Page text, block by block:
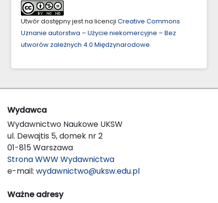
Utwór dostępny jest na licencji Creative Commons
Uznanie autorstwa – Użycie niekomercyjne – Bez
utworów zależnych 4.0 Międzynarodowe.
Wydawca
Wydawnictwo Naukowe UKSW
ul. Dewajtis 5, domek nr 2
01-815 Warszawa
Strona WWW Wydawnictwa
e-mail: wydawnictwo@uksw.edu.pl
Ważne adresy